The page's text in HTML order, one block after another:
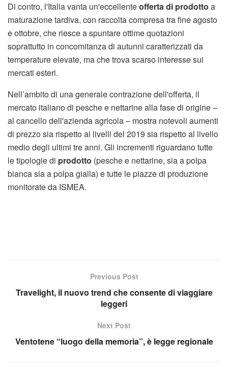
Di contro, l'Italia vanta un'eccellenteofferta di prodotto a
maturazione tardiva, con raccolta compresa tra fine agosto
e ottobre, che riesce a spuntare ottime quotazioni
soprattutto in concomitanza di autunni caratterizzati da
temperature elevate, ma che trova scarso interesse sui
mercati esteri.
Nell’ambito di una generale contrazione dell'offerta, il
mercato italiano di pesche e nettarine alla fase di origine –
al cancello dell'azienda agricola – mostra notevoli aumenti
di prezzo sia rispetto ai livelli del 2019 sia rispetto al livello
medio degli ultimi tre anni. Gli incrementi riguardano tutte
le tipologie di prodotto (pesche e nettarine, sia a polpa
bianca sia a polpa gialla) e tutte le piazze di produzione
monitorate da ISMEA.
Previous Post
Travelight, il nuovo trend che consente di viaggiare
leggeri
Next Post
Ventotene “luogo della memoria”, è legge regionale